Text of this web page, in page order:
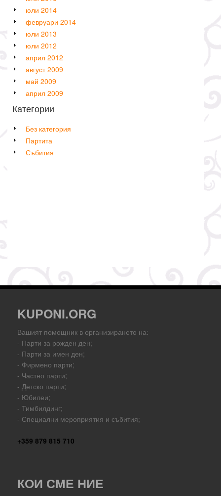
юли 2014
февруари 2014
юли 2013
юли 2012
април 2012
август 2009
май 2009
април 2009
Категории
Без категория
Партита
Събития
KUPONI.ORG
Вашият помощник в организирането на:
- Парти за рожден ден;
- Парти за имен ден;
- Фирмено парти;
- Частно парти;
- Детско парти;
- Юбилеи;
- Тимбилдинг;
- Специални мероприятия и събития;
+359 879 815 710
КОИ СМЕ НИЕ